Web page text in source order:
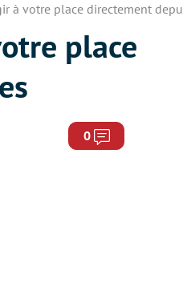
à votre place directement
place
0 Commentaires